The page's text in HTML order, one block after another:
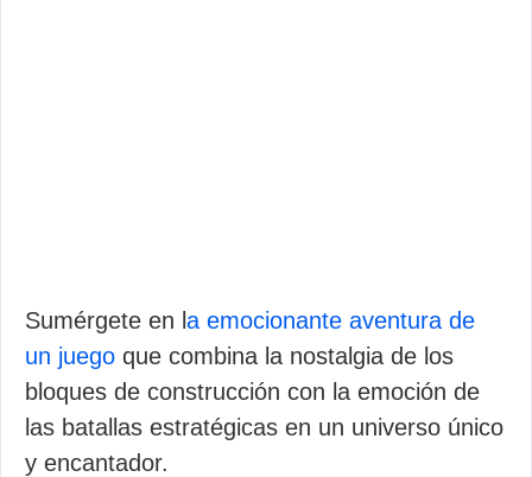
Sumérgete en l a emocionante aventura de
un juego que combina la nostalgia de los
bloques de construcción con la emoción de
las batallas estratégicas en un universo único
y encantador.